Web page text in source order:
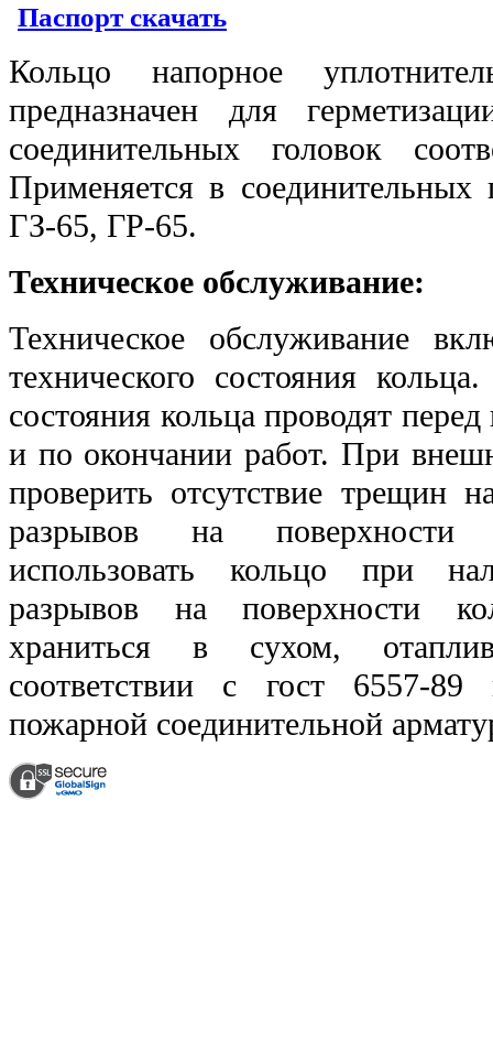
Паспорт скачать
Кольцо напорное
предназначен для
соединительных головок
Применяется в
ГЗ-65, ГР-65.
Техническое обслуживание:
Техническое обслуживание
технического состояния
состояния кольца проводят
и по окончании работ. При
проверить отсутствие трещин
разрывов на поверхности
использовать кольцо при
разрывов на поверхности
храниться в сухом,
соответствии с гост 6557-89
пожарной соединительной